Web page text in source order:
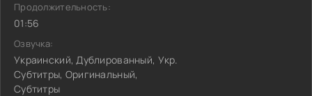
Продолжительность:
01:56
Озвучка:
Украинский, Дублированный, Укр.
Субтитры, Оригинальный,
Субтитры